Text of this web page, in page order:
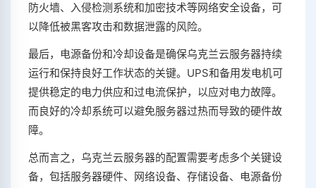
防火墙、入侵检测系统和加密技术等网络安全设备，可
以降低被黑客攻击和数据泄露的风险。
最后，电源备份和冷却设备是确保乌克兰云服务器持续
运行和保持良好工作状态的关键。UPS和备用发电机可
提供稳定的电力供应和过电流保护，以应对电力故障。
而良好的冷却系统可以避免服务器过热而导致的硬件故
障。
总而言之，乌克兰云服务器的配置需要考虑多个关键设
备，包括服务器硬件、网络设备、存储设备、电源备份